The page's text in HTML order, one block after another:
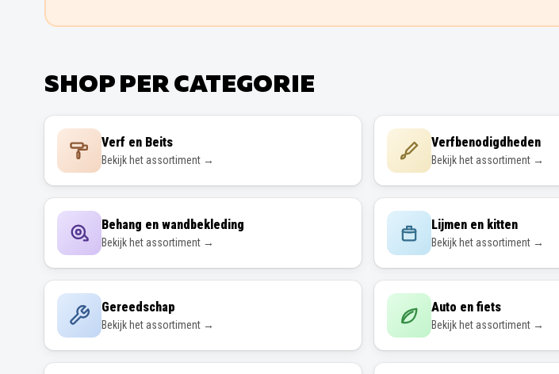
SHOP PER CATEGORIE
Verf en Beits
Bekijk het assortiment →
Verfbenodigdheden
Bekijk het assortiment →
Behang en wandbekleding
Bekijk het assortiment →
Lijmen en kitten
Bekijk het assortiment →
Gereedschap
Bekijk het assortiment →
Auto en fiets
Bekijk het assortiment →